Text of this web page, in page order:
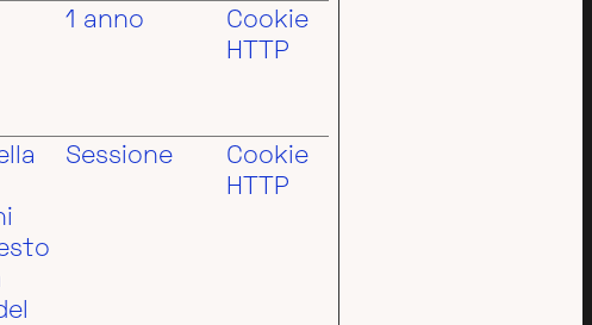
1 anno
Cookie
HTTP
Sessione
Cookie
HTTP